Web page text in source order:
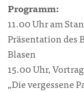
Programm:
11.00 Uhr am
Präsentation des
Blasen
15.00 Uhr,
„Die vergessene